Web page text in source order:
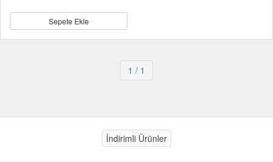
Sepete Ekle
1 / 1
İndirimli Ürünler